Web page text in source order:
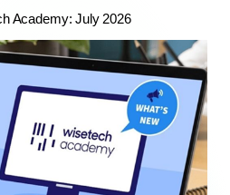
Academy: July 2026